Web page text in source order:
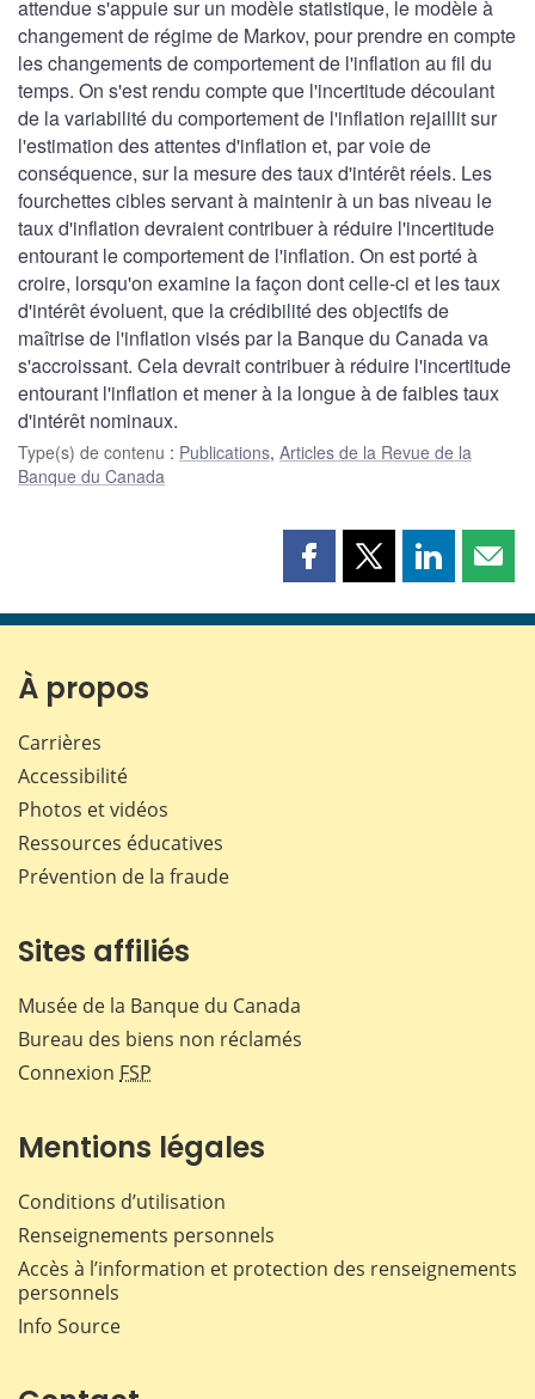
attendue s'appuie sur un modèle statistique, le modèle à
changement de régime de Markov, pour prendre en compte
les changements de comportement de l'inflation au fil du
temps. On s'est rendu compte que l'incertitude découlant
de la variabilité du comportement de l'inflation rejaillit sur
l'estimation des attentes d'inflation et, par voie de
conséquence, sur la mesure des taux d'intérêt réels. Les
fourchettes cibles servant à maintenir à un bas niveau le
taux d'inflation devraient contribuer à réduire l'incertitude
entourant le comportement de l'inflation. On est porté à
croire, lorsqu'on examine la façon dont celle-ci et les taux
d'intérêt évoluent, que la crédibilité des objectifs de
maîtrise de l'inflation visés par la Banque du Canada va
s'accroissant. Cela devrait contribuer à réduire l'incertitude
entourant l'inflation et mener à la longue à de faibles taux
d'intérêt nominaux.
Type(s) de contenu : Publications, Articles de la Revue de la
Banque du Canada
Partager
page
Partager
page
Partager
page page
À propos
Carrières
Accessibilité
Photos et vidéos
Ressources éducatives
Prévention de la fraude
Sites affiliés
Musée de la Banque du Canada
Bureau des biens non réclamés
Connexion FSP
Mentions légales
Conditions d’utilisation
Renseignements personnels
Accès à l’information et protection des renseignements
personnels
Info Source